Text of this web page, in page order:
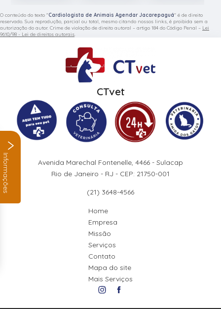
O conteúdo do texto "Cardiologista de Animais Agendar Jacarepaguá" é de direito
reservado. Sua reprodução, parcial ou total, mesmo citando nossos links, é proibida sem a
autorização do autor. Crime de violação de direito autoral – artigo 184 do Código Penal – Lei
9610/98 - Lei de direitos autorais.
CTvet
Avenida Marechal Fontenelle, 4466 - Sulacap
Rio de Janeiro - RJ - CEP: 21750-001
(21) 3648-4566
Home
Empresa
Missão
Serviços
Contato
Mapa do site
Mais Serviços
Informações